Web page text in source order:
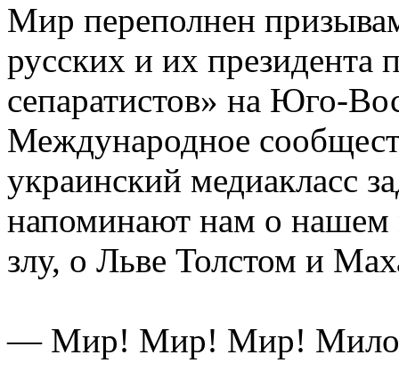
Мир переполнен
русских и их президента
сепаратистов» на Юго-
Международное
украинский медиакласс
напоминают нам о нашем
злу, о Льве Толстом и
— Мир! Мир! Мир!